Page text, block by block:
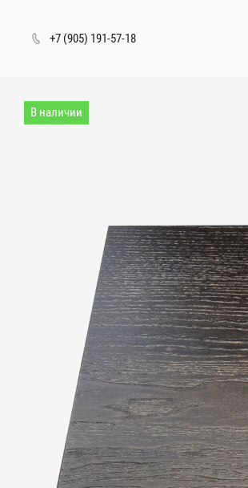
основному
содержанию
+7 (905) 191-57-18
В наличии